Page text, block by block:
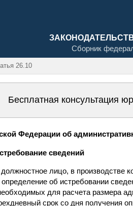
Сборник
26.10
Бесплатная консультация
Федерации об
сведений
лицо, в производстве
об истребовании
для расчета размера
срок со дня получения